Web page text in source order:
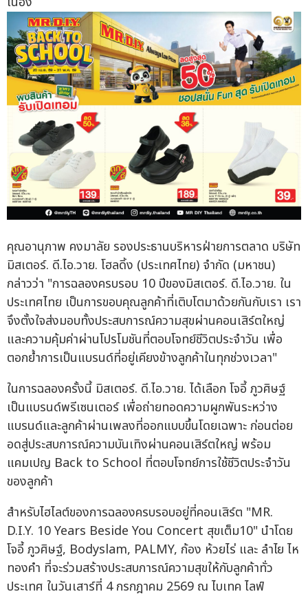
คุณอานุภาพ คงมาลัย รองประธานบริหารฝ่ายการตลาด บริษัท
มิสเตอร์. ดี.ไอ.วาย. โฮลดิ้ง (ประเทศไทย) จำกัด (มหาชน)
กล่าวว่า "การฉลองครบรอบ 10 ปีของมิสเตอร์. ดี.ไอ.วาย. ใน
ประเทศไทย เป็นการขอบคุณลูกค้าที่เติบโตมาด้วยกันกับเรา เรา
จึงตั้งใจส่งมอบทั้งประสบการณ์ความสุขผ่านคอนเสิร์ตใหญ่
และความคุ้มค่าผ่านโปรโมชันที่ตอบโจทย์ชีวิตประจำวัน เพื่อ
ตอกย้ำการเป็นแบรนด์ที่อยู่เคียงข้างลูกค้าในทุกช่วงเวลา"
ในการฉลองครั้งนี้ มิสเตอร์. ดี.ไอ.วาย. ได้เลือก โจอี้ ภูวศิษฐ์
เป็นแบรนด์พรีเซนเตอร์ เพื่อถ่ายทอดความผูกพันระหว่าง
แบรนด์และลูกค้าผ่านเพลงที่ออกแบบขึ้นโดยเฉพาะ ก่อนต่อย
อดสู่ประสบการณ์ความบันเทิงผ่านคอนเสิร์ตใหญ่ พร้อม
แคมเปญ Back to School ที่ตอบโจทย์การใช้ชีวิตประจำวัน
ของลูกค้า
สำหรับไฮไลต์ของการฉลองครบรอบอยู่ที่คอนเสิร์ต "MR.
D.I.Y. 10 Years Beside You Concert สุขเต็ม10" นำโดย
โจอี้ ภูวศิษฐ์, Bodyslam, PALMY, ก้อง ห้วยไร่ และ ลำไย ไห
ทองคำ ที่จะร่วมสร้างประสบการณ์ความสุขให้กับลูกค้าทั่ว
ประเทศ ในวันเสาร์ที่ 4 กรกฎาคม 2569 ณ ไบเทค ไลฟ์